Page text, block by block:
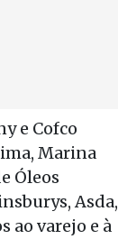
e Cofco
Marina
Óleos
Asda,
ao varejo e à